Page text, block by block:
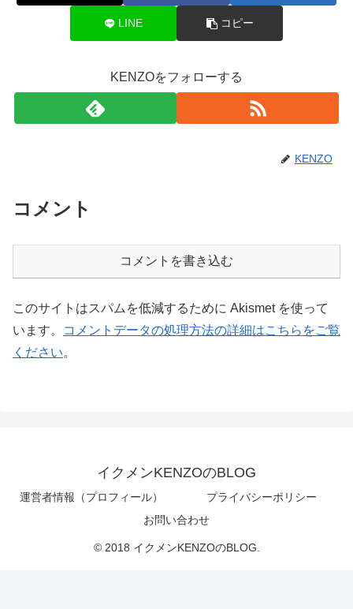
LINE コピー
KENZOをフォローする
KENZO
コメント
コメントを書き込む
このサイトはスパムを低減するために Akismet を使って
います。
コメントデータの処理方法の詳細はこちらをご覧
ください。
イクメンKENZOのBLOG
運営者情報（プロフィール）
プライバシーポリシー
お問い合わせ
© 2018 イクメンKENZOのBLOG.